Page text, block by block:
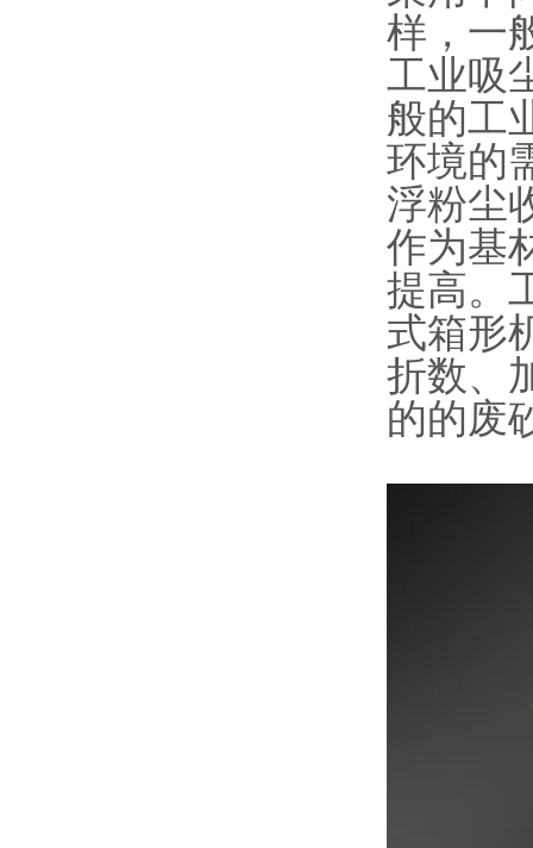
样，一
工业吸
般的工
环境的
浮粉尘
作为基
提高。
式箱形
折数、
的的废